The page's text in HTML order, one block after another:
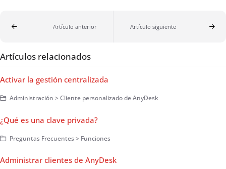
Artículo anterior Artículo siguiente
Artículos relacionados
Activar la gestión centralizada
Administración > Cliente personalizado de AnyDesk
¿Qué es una clave privada?
Preguntas Frecuentes > Funciones
Administrar clientes de AnyDesk